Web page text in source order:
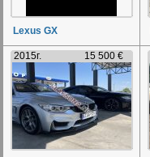
Lexus GX
2015г. 15 500 €